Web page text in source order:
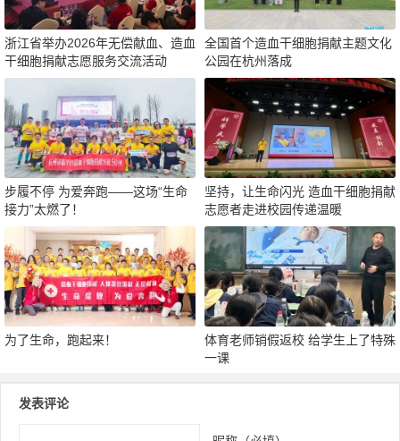
浙江省举办2026年无偿献血、造血
干细胞捐献志愿服务交流活动
全国首个造血干细胞捐献主题文化
公园在杭州落成
步履不停 为爱奔跑——这场“生命
接力”太燃了！
坚持，让生命闪光 造血干细胞捐献
志愿者走进校园传递温暖
为了生命，跑起来！
体育老师销假返校 给学生上了特殊
一课
发表评论